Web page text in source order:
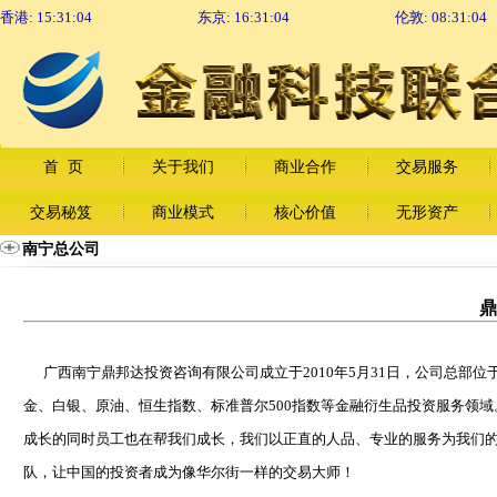
香港: 15:31:06 东京: 16:31:06 伦敦: 08:31:06
首 页 关于我们 商业合作 交易服务
交易秘笈 商业模式 核心价值 无形资产
南宁总公司
广西南宁鼎邦达投资咨询有限公司成立于2010年5月31日，公司总部
金、白银、原油、恒生指数、标准普尔500指数等金融衍生品投资服务领
成长的同时员工也在帮我们成长，我们以正直的人品、专业的服务为我
队，让中国的投资者成为像华尔街一样的交易大师！